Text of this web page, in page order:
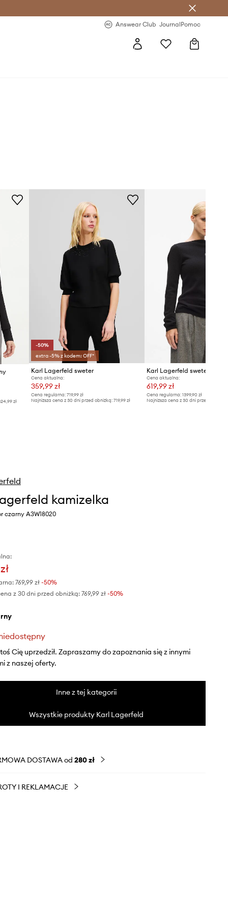
Answear Club JournalPomoc
zł
-50%
extra -5% z kodem: OFF*
Karl Lagerfeld sweter
Cena aktualna:
359,99 zł
Cena regularna:719,99 zł
Najniższa cena z 30 dni przed obniżką:719,99 zł
Karl Lagerfeld sweter
Cena aktualna:
619,99 zł
Cena regularna: 1399,90 zł
Najniższa cena z 30 dni przed obniżką:
kamizelka
czarny A3W18020
769,99 zł-50%
z 30 dni przed obniżką: 769,99 zł -50%
Cię uprzedził. Zapraszamy do zapoznania się z innymi
z naszej oferty.
Inne z tej kategorii
Wszystkie produkty Karl Lagerfeld
DOSTAWA od 280 zł
I REKLAMACJE